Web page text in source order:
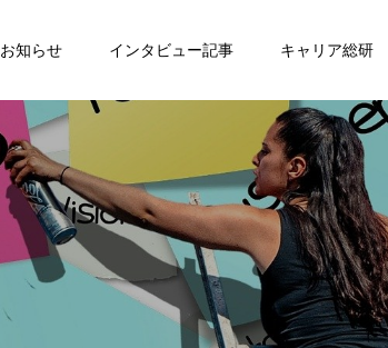
お知らせ インタビュー記事 キャリア総研